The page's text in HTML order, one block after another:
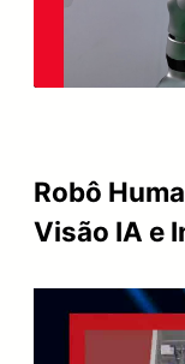
Robô
Visão IA e